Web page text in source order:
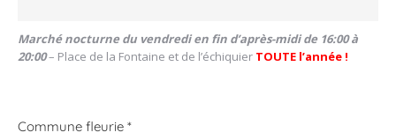
Marché nocturne du vendredi en fin d’après-midi de 16:00 à
20:00– Place de la Fontaine et de l’échiquier TOUTE l’année !
Commune fleurie *